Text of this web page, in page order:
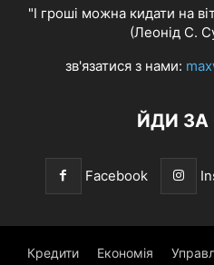
"І гроші можна кидати на
(Леонід С.
зв'язатися з нами:
ЙДИ
Facebook
Кредити Економія